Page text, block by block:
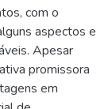
com o
aspectos e
Apesar
promissora
em